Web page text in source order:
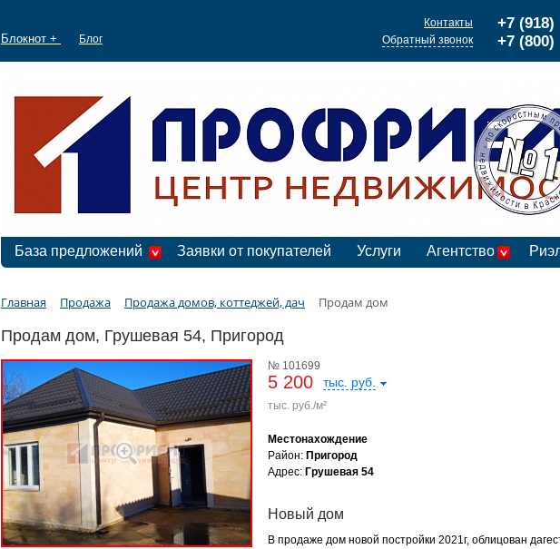
Блокнот + Блог
+7
+7 (800)
Контакты
Обратный звонок
База предложений Заявки от покупателей Услуги Агентство
Главная Продажа Продажа домов, коттеджей, дач Продам дом
Продам дом, Грушевая 54, Пригород
№ 101699
5 200 тыс. руб.
тыс. руб./м²
Местонахождение
Район: Пригород
Адрес: Грушевая 54
Новый дом
В продаже дом новой постройки 2021г, облицован